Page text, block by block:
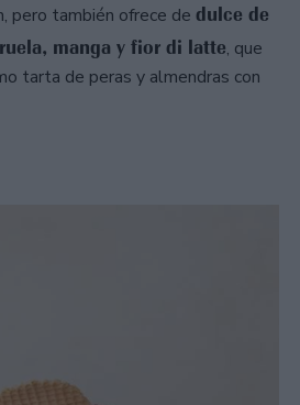
pero también ofrece de dulce de
manga y fior di latte, que
tarta de peras y almendras con